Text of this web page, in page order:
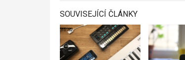
SOUVISEJÍCÍ ČLÁNKY